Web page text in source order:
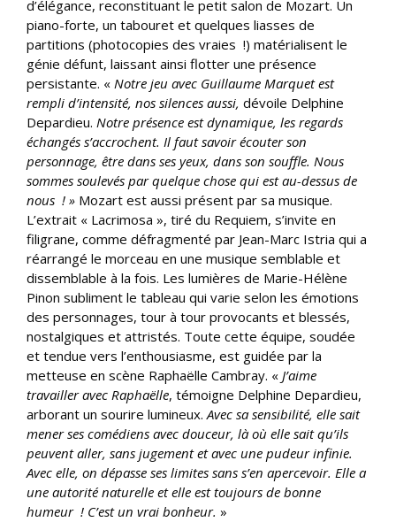
d’élégance, reconstituant le petit salon de Mozart. Un
piano-forte, un tabouret et quelques liasses de
partitions (photocopies des vraies !) matérialisent le
génie défunt, laissant ainsi flotter une présence
persistante. « Notre jeu avec Guillaume Marquet est
rempli d’intensité, nos silences aussi, dévoile Delphine
Depardieu. Notre présence est dynamique, les regards
échangés s’accrochent. Il faut savoir écouter son
personnage, être dans ses yeux, dans son souffle. Nous
sommes soulevés par quelque chose qui est au-dessus de
nous ! » Mozart est aussi présent par sa musique.
L’extrait « Lacrimosa », tiré du Requiem, s’invite en
filigrane, comme défragmenté par Jean-Marc Istria qui a
réarrangé le morceau en une musique semblable et
dissemblable à la fois. Les lumières de Marie-Hélène
Pinon subliment le tableau qui varie selon les émotions
des personnages, tour à tour provocants et blessés,
nostalgiques et attristés. Toute cette équipe, soudée
et tendue vers l’enthousiasme, est guidée par la
metteuse en scène Raphaëlle Cambray. « J’aime
travailler avec Raphaëlle, témoigne Delphine Depardieu,
arborant un sourire lumineux. Avec sa sensibilité, elle sait
mener ses comédiens avec douceur, là où elle sait qu’ils
peuvent aller, sans jugement et avec une pudeur infinie.
Avec elle, on dépasse ses limites sans s’en apercevoir. Elle a
une autorité naturelle et elle est toujours de bonne
humeur ! C’est un vrai bonheur. »